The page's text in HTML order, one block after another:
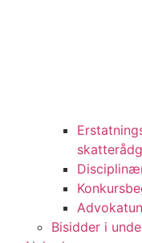
Bisidder i